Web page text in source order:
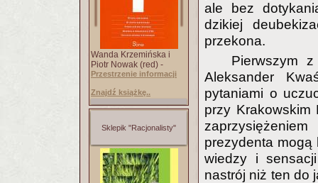
Wanda Krzemińska i
Piotr Nowak (red) -
Przestrzenie informacji
Znajdź książkę..
Sklepik "Racjonalisty"
ale bez
dzikiej
przekona.
Pierwszym
Aleksander
pytaniami o
przy Krakowskim
prezydenta mogą
wiedzy i
nastrój niż ten do